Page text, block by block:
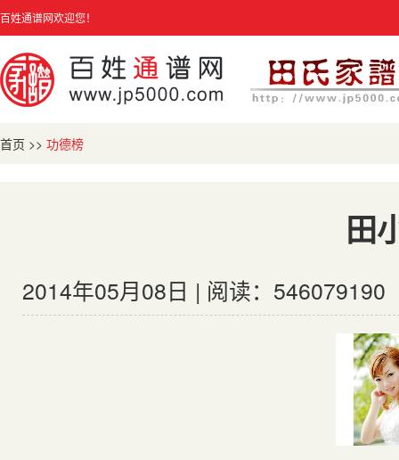
百姓通谱网欢迎您！
首页 >> 功德榜
田
2014年05月08日 | 阅读：546079190